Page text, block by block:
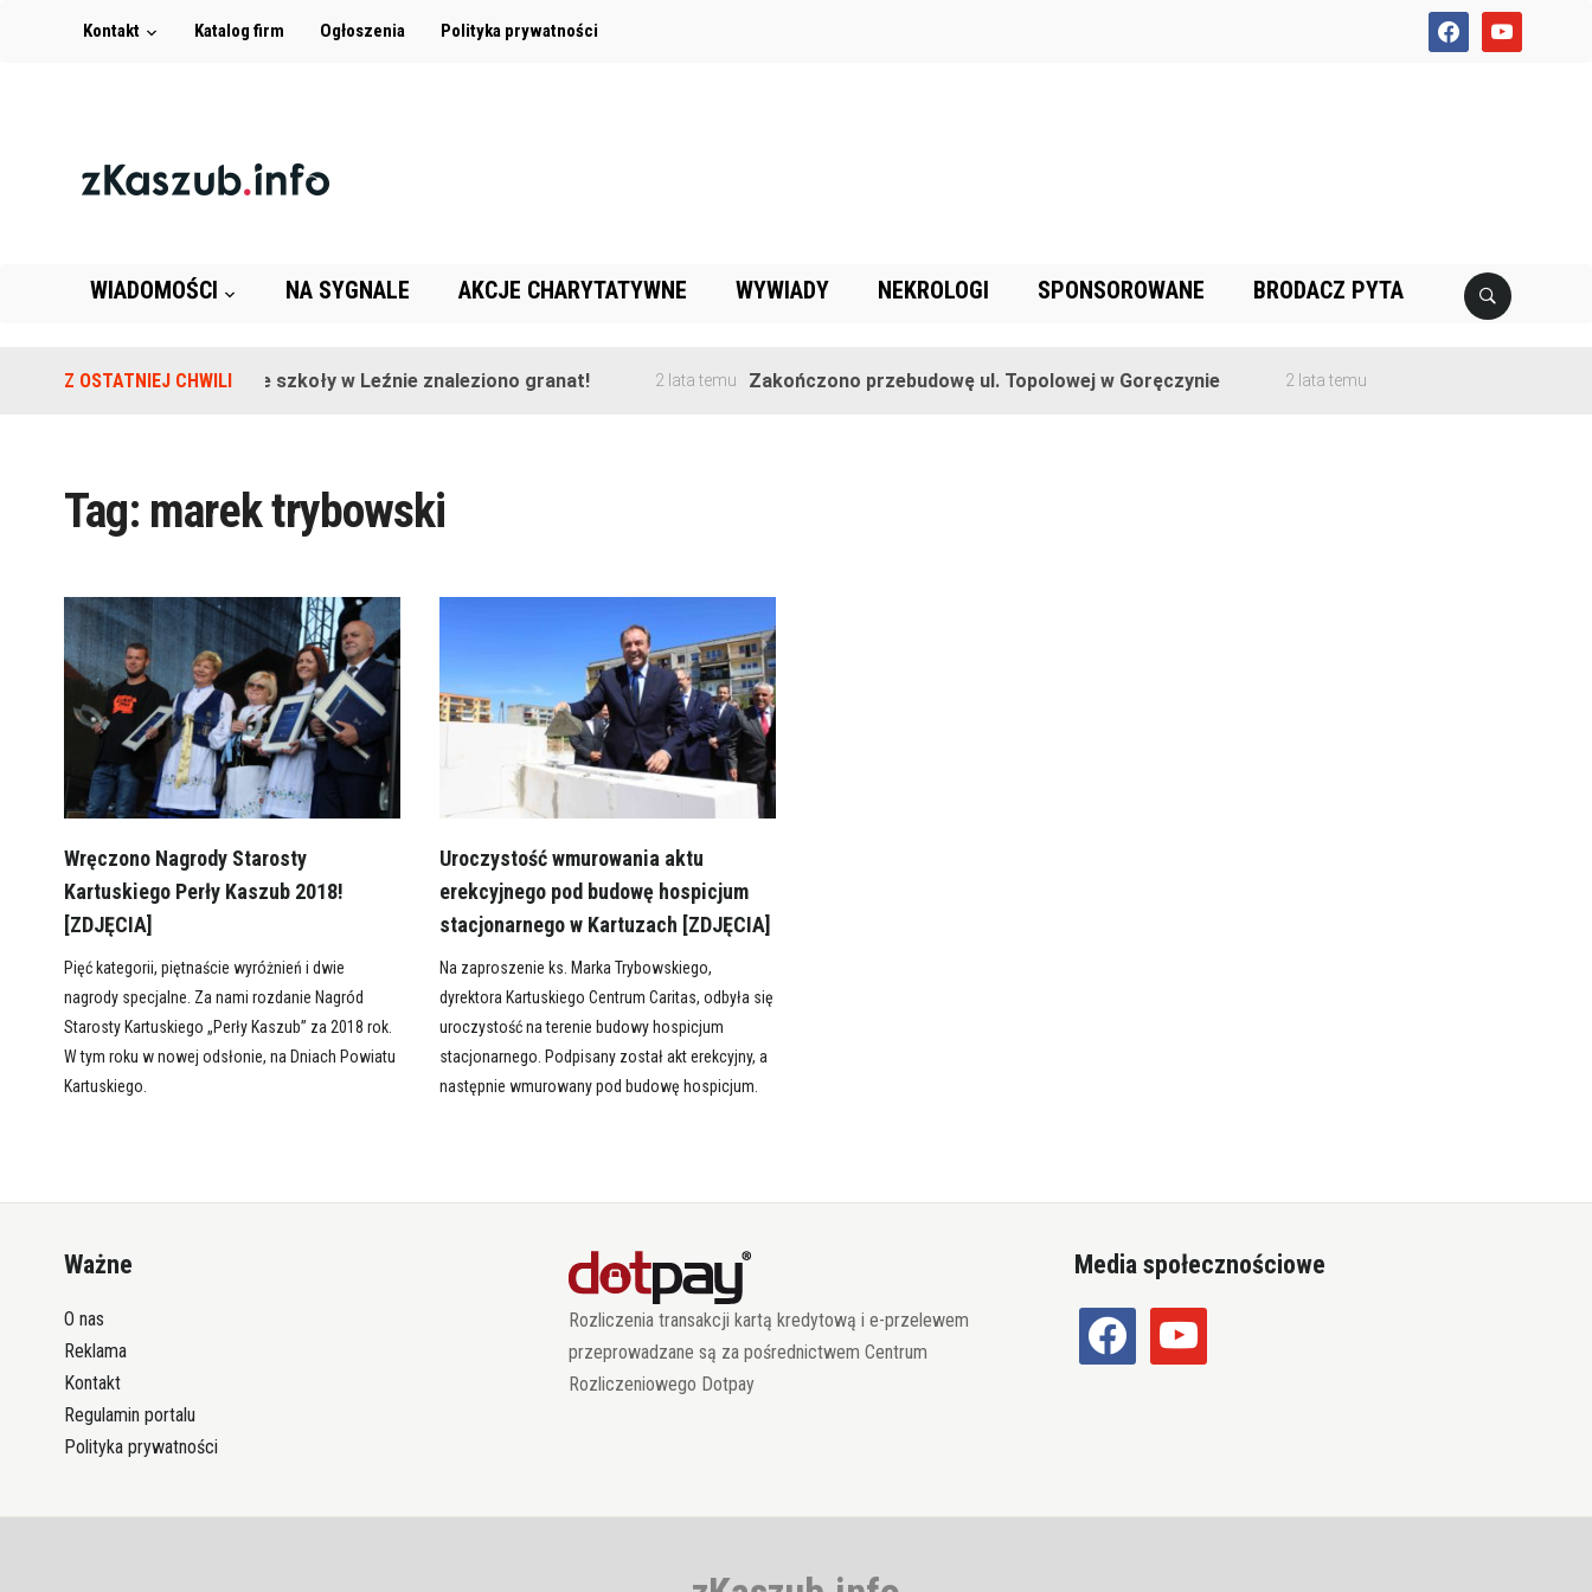
facebookyoutube
Kontakt Katalog firm Ogłoszenia Polityka prywatności
WIADOMOŚCI NA SYGNALE AKCJE CHARYTATYWNE WYWIADY NEKROLOGI SPONSOROWANE BRODACZ PYTA
Z OSTATNIEJ CHWILINa terenie szkoły w Leźnie znaleziono granat! 2 lata temu Zakończono przebudowę ul. Topolowej w Goręczynie 2 lata temu
Tag: marek trybowski
Wręczono Nagrody Starosty
Kartuskiego Perły Kaszub 2018!
[ZDJĘCIA]
Pięć kategorii, piętnaście wyróżnień i dwie
nagrody specjalne. Za nami rozdanie Nagród
Starosty Kartuskiego „Perły Kaszub” za 2018 rok.
W tym roku w nowej odsłonie, na Dniach Powiatu
Kartuskiego.
Uroczystość wmurowania aktu
erekcyjnego pod budowę hospicjum
stacjonarnego w Kartuzach [ZDJĘCIA]
Na zaproszenie ks. Marka Trybowskiego,
dyrektora Kartuskiego Centrum Caritas, odbyła się
uroczystość na terenie budowy hospicjum
stacjonarnego. Podpisany został akt erekcyjny, a
następnie wmurowany pod budowę hospicjum.
Ważne
O nas
Reklama
Kontakt
Regulamin portalu
Polityka prywatności
Rozliczenia transakcji kartą kredytową i e-przelewem
przeprowadzane są za pośrednictwem Centrum
Rozliczeniowego Dotpay
Media społecznościowe
facebook youtube